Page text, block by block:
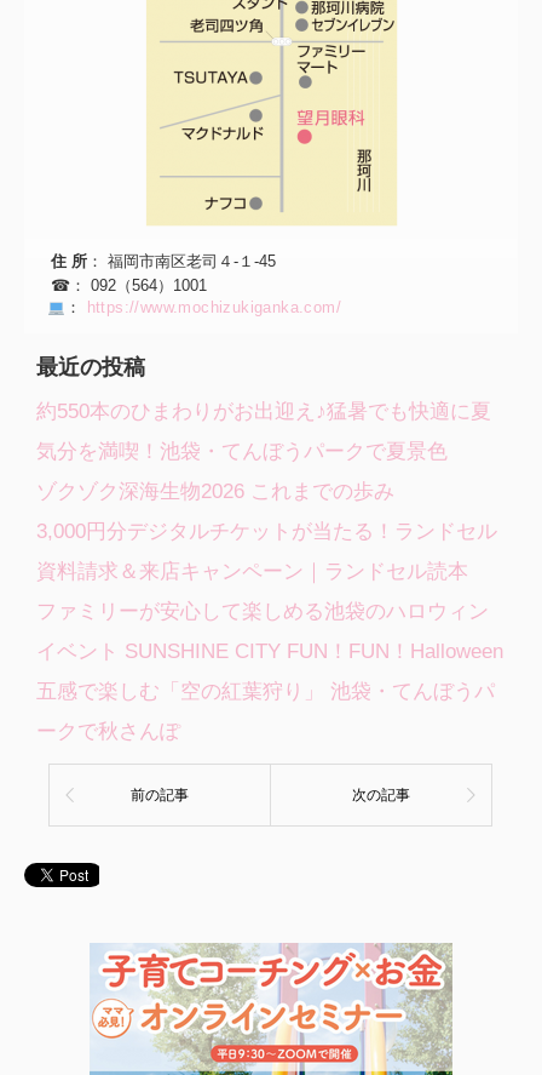
住 所 ： 福岡市南区老司４-１-45
☎： 092（564）1001
：
https://www.mochizukiganka.com/
最近の投稿
約550本のひまわりがお出迎え♪猛暑でも快適に夏
気分を満喫！池袋・てんぼうパークで夏景色
ゾクゾク深海生物2026 これまでの歩み
3,000円分デジタルチケットが当たる！ランドセル
資料請求＆来店キャンペーン｜ランドセル読本
ファミリーが安心して楽しめる池袋のハロウィン
イベント SUNSHINE CITY FUN！FUN！Halloween
五感で楽しむ「空の紅葉狩り」 池袋・てんぼうパ
ークで秋さんぽ
前の記事 次の記事